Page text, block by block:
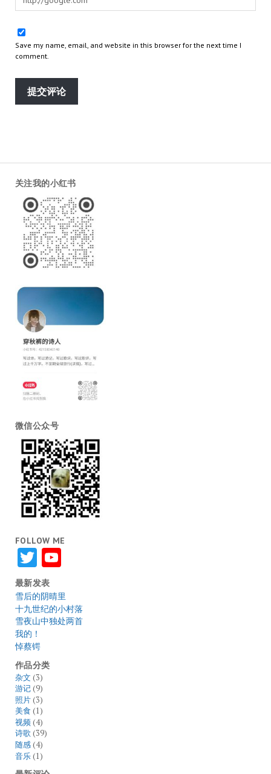
Save my name, email, and website in this browser for the next time I
comment.
关注我的小红书
微信公众号
FOLLOW ME
TwitterYouTube
最新发表
雪后的阴晴里
十九世纪的小村落
雪夜山中独处两首
我的！
悼蔡锷
作品分类
杂文 (3)
游记(9)
照片(3)
美食 (1)
视频(4)
诗歌(39)
随感(4)
音乐(1)